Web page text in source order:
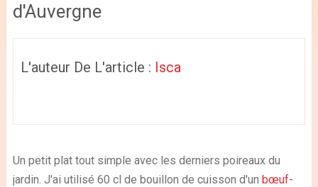
d'Auvergne
L'auteur De L'article : Isca
Un petit plat tout simple avec les derniers poireaux du
jardin. J'ai utilisé 60 cl de bouillon de cuisson d'un bœuf-